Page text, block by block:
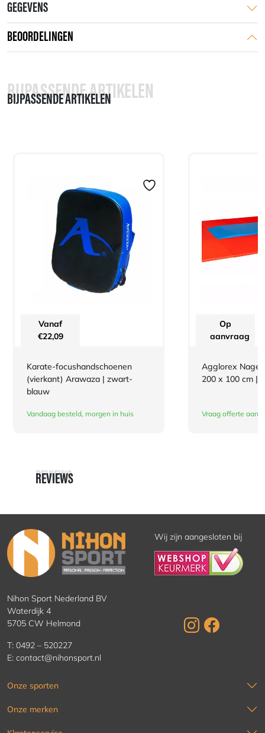
GEGEVENS
BEOORDELINGEN
BIJPASSENDE ARTIKELEN
BIJPASSENDE ARTIKELEN
Vanaf
€22,09
Karate-focushandschoenen
(vierkant) Arawaza | zwart-
blauw
Vandaag besteld, morgen in huis
Op
aanvraag
Agglorex
200 x 100 cm |
Vraag offerte aan
REVIEWS
REVIEWS
Wij zijn aangesloten bij
Nihon Sport Nederland BV
Waterdijk 4
5705 CW Helmond
T: 0492 – 520227
E: contact@nihonsport.nl
Onze sporten
Onze merken